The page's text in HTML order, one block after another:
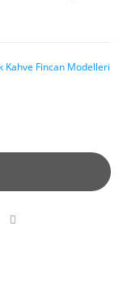
Kahve Fincan Modelleri